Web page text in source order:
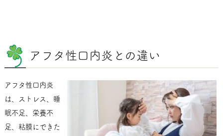
アフタ性口内炎との違い
アフタ性口内炎
は、ストレス、睡
眠不足、栄養不
足、粘膜にできた